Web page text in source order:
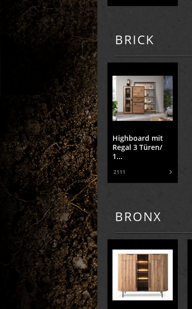
BRICK
Highboard mit
Regal 3 Türen/
1...
2111
BRONX